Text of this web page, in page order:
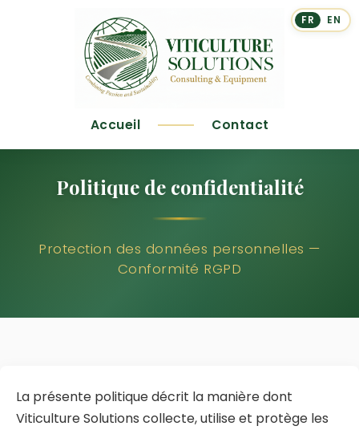
FR EN
Accueil Contact
Politique de confidentialité
Protection des données personnelles —
Conformité RGPD
La présente politique décrit la manière dont
Viticulture Solutions collecte, utilise et protège les